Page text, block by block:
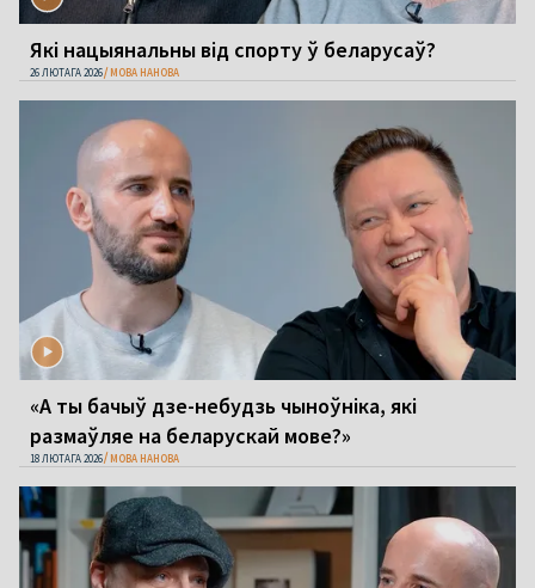
Які нацыянальны від спорту ў беларусаў?
26 ЛЮТАГА 2026 МОВА НАНОВА
«А ты бачыў дзе-небудзь чыноўніка, які
размаўляе на беларускай мове?»
18 ЛЮТАГА 2026 МОВА НАНОВА